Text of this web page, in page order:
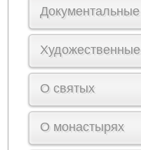
Документальные
Художественные
О святых
О монастырях